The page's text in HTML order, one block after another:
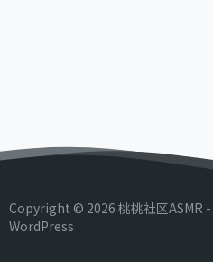
Copyright © 2026 桃桃社区ASMR -
WordPress